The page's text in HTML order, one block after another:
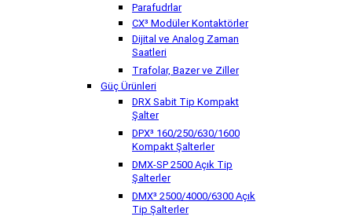
Parafudrlar
CX³ Modüler Kontaktörler
Dijital ve Analog Zaman
Saatleri
Trafolar, Bazer ve Ziller
Güç Ürünleri
DRX Sabit Tip Kompakt
Şalter
DPX³ 160/250/630/1600
Kompakt Şalterler
DMX-SP 2500 Açık Tip
Şalterler
DMX³ 2500/4000/6300 Açık
Tip Şalterler